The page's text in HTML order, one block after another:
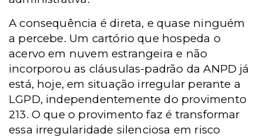
A consequência é direta, e quase ninguém
a percebe. Um cartório que hospeda o
acervo em nuvem estrangeira e não
incorporou as cláusulas-padrão da ANPD já
está, hoje, em situação irregular perante a
LGPD, independentemente do provimento
213. O que o provimento faz é transformar
essa irregularidade silenciosa em risco